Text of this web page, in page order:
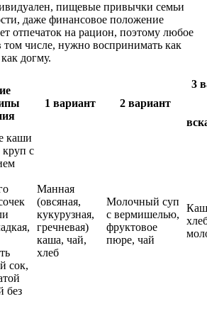
пищевые привычки семьи
даже финансовое положение
отпечаток на рацион, поэтому любое
том числе, нужно воспринимать как
догму.
1 вариант 2 вариант
3
каши
круп с
сок,
без
Манная
(овсяная,
кукурузная,
гречневая)
каша, чай,
хлеб
Молочный суп
с вермишелью,
фруктовое
пюре, чай